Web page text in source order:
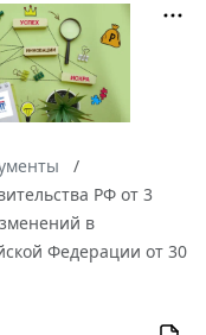
РФ от 3
в
Федерации от 30